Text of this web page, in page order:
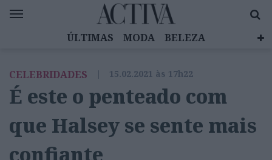
ÚLTIMAS MODA
BELEZA
EMOÇÕES
MULHERES INSPIRADORAS
DIZ QUEM SABE
ACTIVA BRAND STUDIO
CELEBRIDADES | 15.02.2021 às 17h22
É este o penteado com
que Halsey se sente mais
confiante